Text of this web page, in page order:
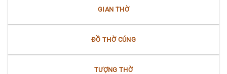
Nam
GIAN THỜ
ĐỒ THỜ CÚNG
TƯỢNG THỜ